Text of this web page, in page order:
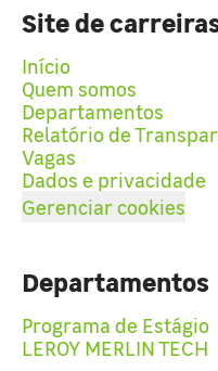
Site de
Início
Quem somos
Departamentos
Relatório de
Vagas
Dados e privacidade
Gerenciar cookies
Departamentos
Programa de Estágio
LEROY MERLIN TECH